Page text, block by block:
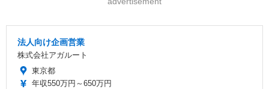
法人向け企画営業
株式会社アガルート
東京都
年収550万円～650万円